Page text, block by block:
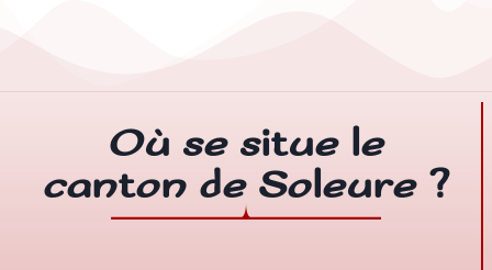
Où se situe le
canton de Soleure ?